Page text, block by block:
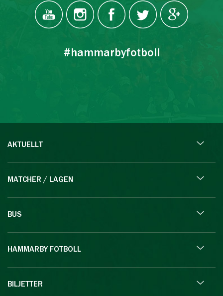
#hammarbyfotboll
AKTUELLT
MATCHER / LAGEN
BUS
HAMMARBY FOTBOLL
BILJETTER